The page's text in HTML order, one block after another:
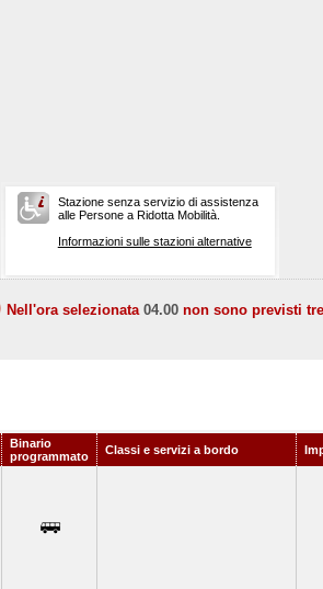
Stazione senza servizio di assistenza
alle Persone a Ridotta Mobilità.
Informazioni sulle stazioni alternative
Nell'ora selezionata 04.00 non sono previsti
Binario
programmato
Classi e servizi a bordo